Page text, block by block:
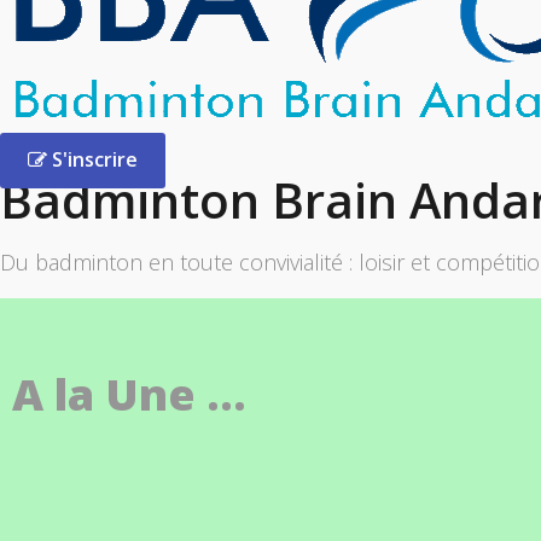
S'inscrire
Badminton Brain
Du badminton en toute convivialité : loisir et
A la Une ...